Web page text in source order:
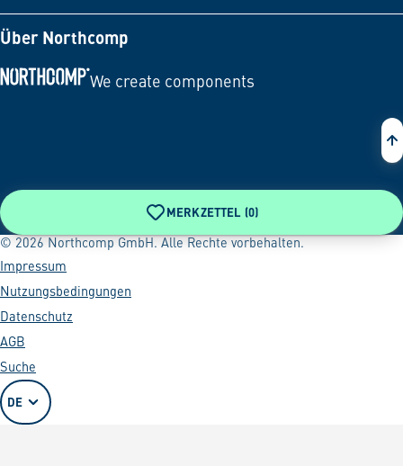
Über Northcomp
We create components
MERKZETTEL (0)
© 2026 Northcomp GmbH. Alle Rechte vorbehalten.
Impressum
Nutzungsbedingungen
Datenschutz
AGB
Suche
DE